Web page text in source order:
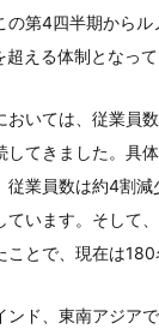
の第4四半期から
える体制となって
おいては、従業員
してきました。具
従業員数は約4割
ています。そして
ことで、現在は180
ンド、東南アジア